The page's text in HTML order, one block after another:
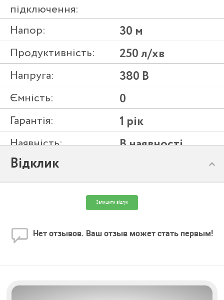
підключення:
Напор: 30 м
Продуктивність: 250 л/хв
Напруга: 380 В
Ємність: 0
Гарантія: 1 рік
Наявність: В наявності
Модель:
Відклик
Залишити відгук
Нет отзывов. Ваш отзыв может стать первым!